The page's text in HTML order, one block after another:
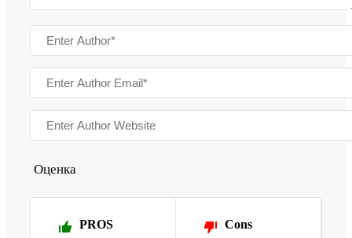
Оценка
PROS Cons